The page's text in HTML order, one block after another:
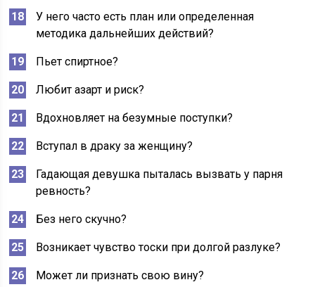
У него часто есть план или определенная
методика дальнейших действий?
Пьет спиртное?
Любит азарт и риск?
Вдохновляет на безумные поступки?
Вступал в драку за женщину?
Гадающая девушка пыталась вызвать у парня
ревность?
Без него скучно?
Возникает чувство тоски при долгой разлуке?
Может ли признать свою вину?